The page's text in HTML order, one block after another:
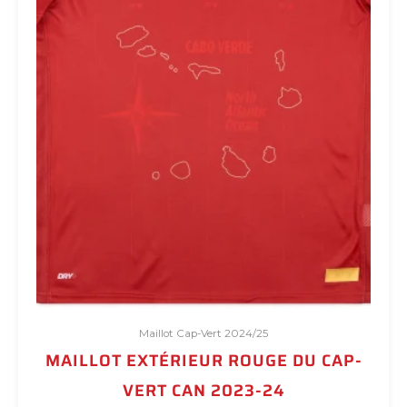
Maillot Cap-Vert 2024/25
MAILLOT EXTÉRIEUR ROUGE DU CAP-
VERT CAN 2023-24
page
du
produit